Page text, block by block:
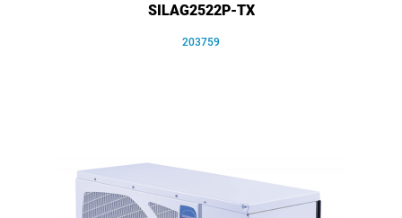
SILAG2522P-TX
203759